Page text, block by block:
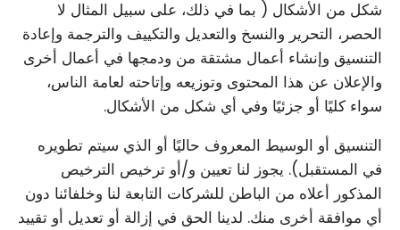
شكل من الأشكال ( بما في ذلك، على سبيل المثال لا
الحصر، التحرير والنسخ والتعديل والتكييف والترجمة وإعادة
التنسيق وإنشاء أعمال مشتقة من ودمجها في أعمال أخرى
والإعلان عن هذا المحتوى وتوزيعه وإتاحته لعامة الناس،
سواء كليًا أو جزئيًا وفي أي شكل من الأشكال.
التنسيق أو الوسيط المعروف حاليًا أو الذي سيتم تطويره
في المستقبل). يجوز لنا تعيين و/أو ترخيص الترخيص
المذكور أعلاه من الباطن للشركات التابعة لنا وخلفائنا دون
أي موافقة أخرى منك. لدينا الحق في إزالة أو تعديل أو تقييد